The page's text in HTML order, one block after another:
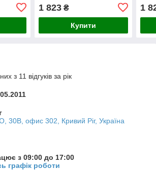
1 823₴
Купити
1
з 11 відгуків за рік
30В, офис 302, Кривий Ріг, Україна
з 09:00 до 17:00
графік роботи